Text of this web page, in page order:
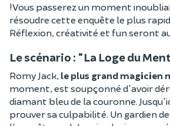
! Vous passerez un moment
résoudre cette enquête le plus
Réflexion, créativité et fun seront
Le scénario : "La Loge du
Romy Jack, le plus grand magicien
moment, est soupçonné d'avoir
diamant bleu de la couronne.
prouver sa culpabilité. Un gardien